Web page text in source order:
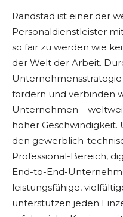
Randstad ist einer der
Personaldienstleister
so fair zu werden wie
der Welt der Arbeit.
fördern und verbinden
Unternehmen –
hoher
den gewerblich-
Professional-Bereich,
End-to-End-
leistungsfähige,
unterstützen jeden